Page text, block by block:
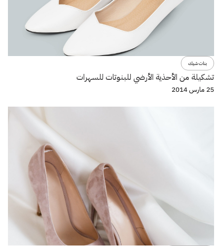
بنات شيك
تشكيلة من الأحذية الأرضي للبنوتات للسهرات
25 مارس 2014